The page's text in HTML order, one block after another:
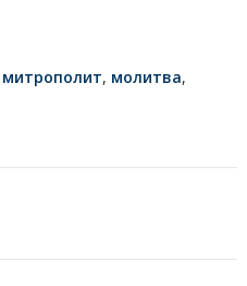
митрополит, молитва,